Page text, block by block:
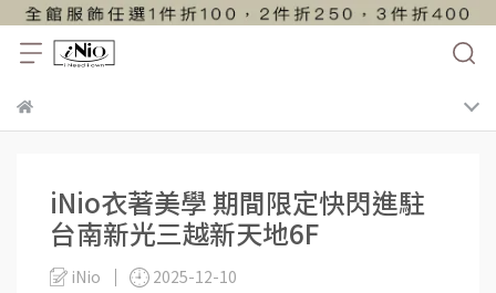
iNio衣著美學 期間限定快閃進駐
台南新光三越新天地6F
iNio 2025-12-10